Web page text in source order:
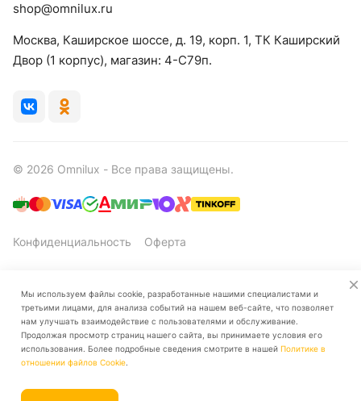
shop@omnilux.ru
Москва, Каширское шоссе, д. 19, корп. 1, ТК Каширский
Двор (1 корпус), магазин: 4-C79п.
© 2026 Omnilux - Все права защищены.
Конфиденциальность Оферта
Главная Каталог
Мы используем файлы cookie, разработанные нашими специалистами и
третьими лицами, для анализа событий на нашем веб-сайте, что позволяет
нам улучшать взаимодействие с пользователями и обслуживание.
Продолжая просмотр страниц нашего сайта, вы принимаете условия его
использования. Более подробные сведения смотрите в нашей Политике в
отношении файлов Cookie